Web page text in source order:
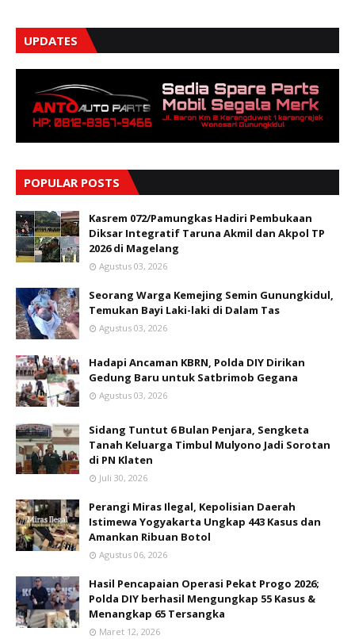
UPDATES
POPULAR POSTS
Kasrem 072/Pamungkas Hadiri Pembukaan
Diksar Integratif Taruna Akmil dan Akpol TP
2026 di Magelang
Agustus 03, 2026
Seorang Warga Kemejing Semin Gunungkidul,
Temukan Bayi Laki-laki di Dalam Tas
Agustus 03, 2026
Hadapi Ancaman KBRN, Polda DIY Dirikan
Gedung Baru untuk Satbrimob Gegana
Agustus 03, 2026
Sidang Tuntut 6 Bulan Penjara, Sengketa
Tanah Keluarga Timbul Mulyono Jadi Sorotan
di PN Klaten
Juli 30, 2026
Perangi Miras Ilegal, Kepolisian Daerah
Istimewa Yogyakarta Ungkap 443 Kasus dan
Amankan Ribuan Botol
Agustus 06, 2026
Hasil Pencapaian Operasi Pekat Progo 2026;
Polda DIY berhasil Mengungkap 55 Kasus &
Menangkap 65 Tersangka
Maret 12, 2026